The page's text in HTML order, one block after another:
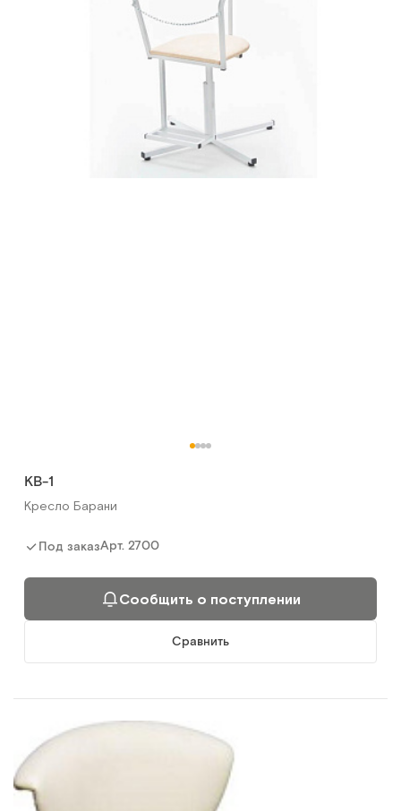
КВ-1
Кресло Барани
Под заказАрт. 2700
Сообщить о поступлении
Сравнить